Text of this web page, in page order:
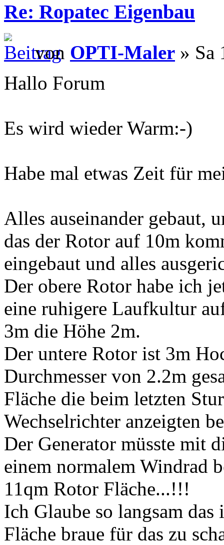
Re: Ropatec Eigenbau
von OPTI-Maler » Sa
Hallo Forum
Es wird wieder Warm:-)
Habe mal etwas Zeit für
Alles auseinander gebaut,
das der Rotor auf 10m
eingebaut und alles
Der obere Rotor habe ich
eine ruhigere Laufkultur
3m die Höhe 2m.
Der untere Rotor ist 3m
Durchmesser von 2.2m
Fläche die beim letzten
Wechselrichter anzeigten
Der Generator müsste mit
einem normalem Windrad
11qm Rotor Fläche...!!!
Ich Glaube so langsam das
Fläche braue für das zu